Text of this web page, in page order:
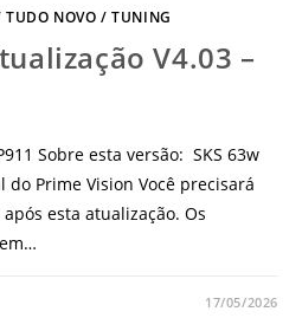
TUDO NOVO /TUNING
V4.03 –
Sobre esta versão: SKS 63w
do Prime Vision Você precisará
esta atualização. Os
17/05/2026